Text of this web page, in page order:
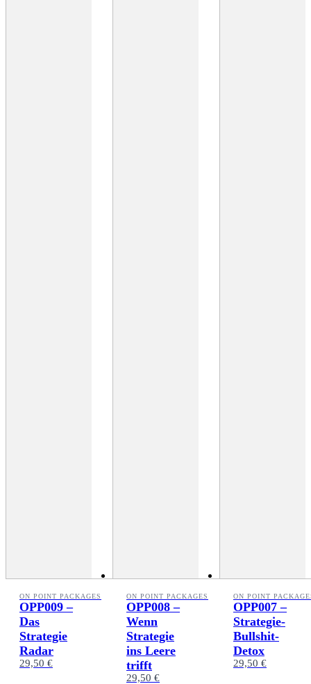
ON POINT PACKAGES
OPP009 –
Das
Strategie
Radar
29,50 €
ON POINT PACKAGES
OPP008 –
Wenn
Strategie
ins Leere
trifft
29,50 €
ON POINT
OPP007 –
Strategie-
Bullshit-
Detox
29,50 €